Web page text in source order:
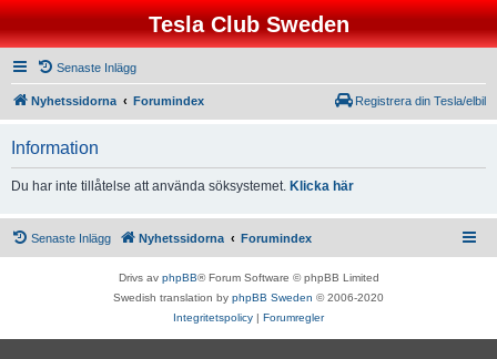
Tesla Club Sweden
Senaste Inlägg
Nyhetssidorna Forumindex Registrera din Tesla/elbil
Information
Du har inte tillåtelse att använda söksystemet. Klicka här
Senaste Inlägg Nyhetssidorna Forumindex
Drivs av phpBB® Forum Software © phpBB Limited
Swedish translation by phpBB Sweden © 2006-2020
Integritetspolicy | Forumregler